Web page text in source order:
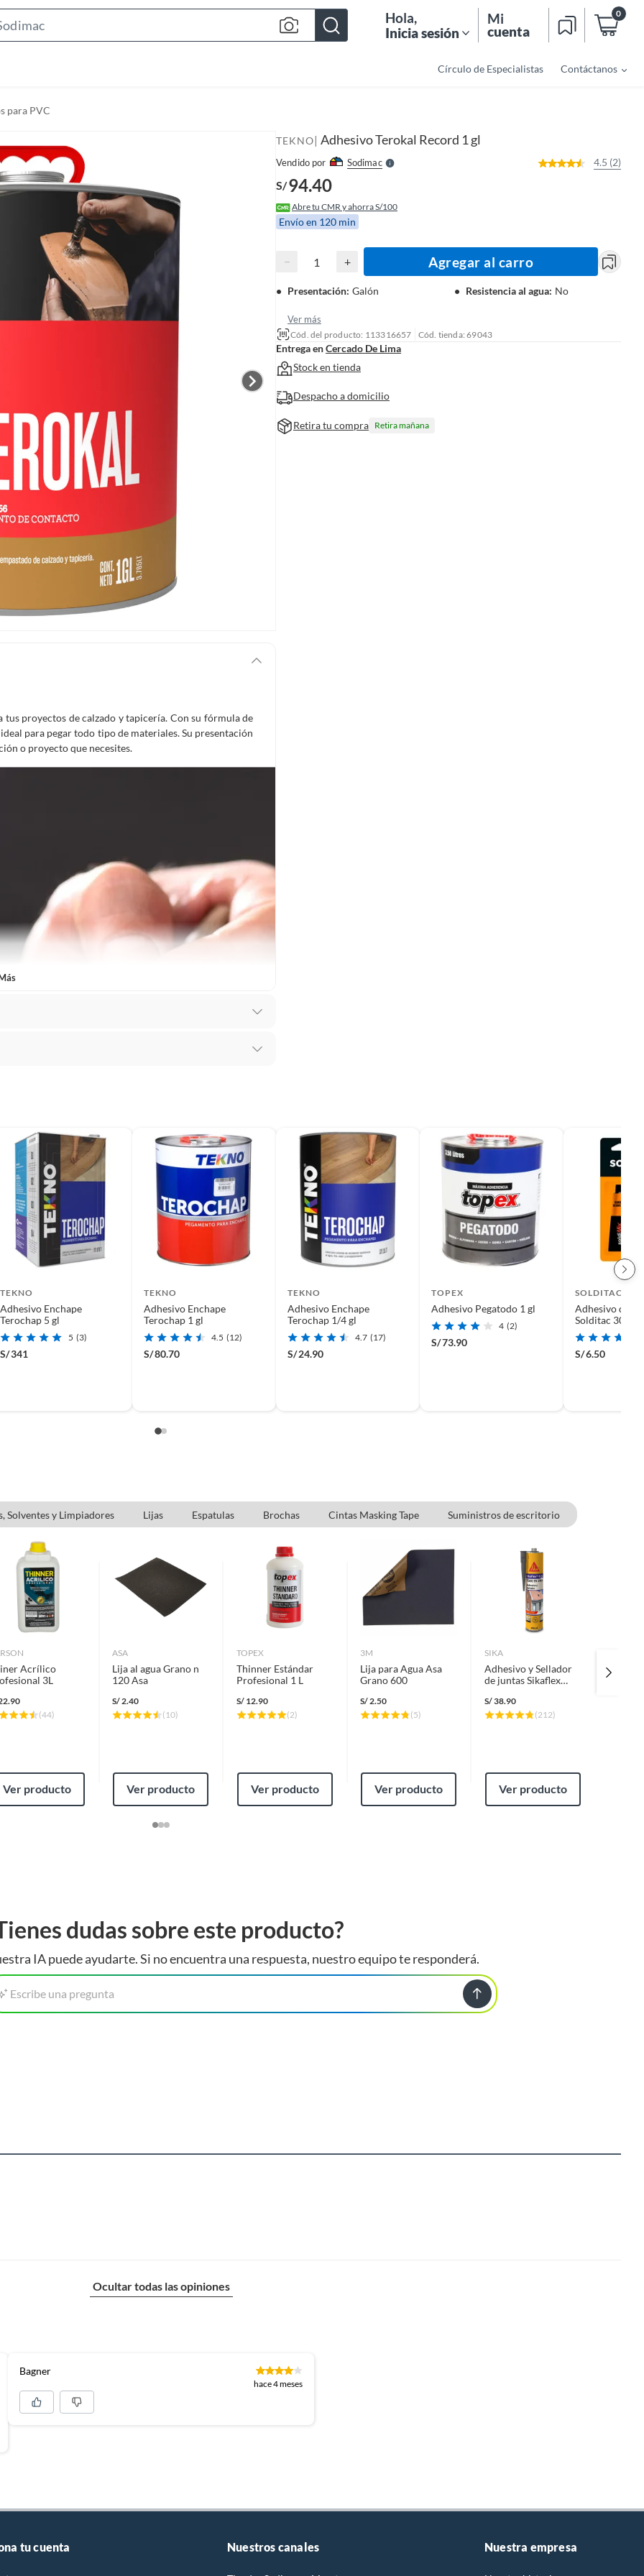
Hola,
Inicia sesión
Mi
cuenta
0
Círculo de Especialistas Contáctanos
para PVC
proyectos de calzado y tapicería. Con su fórmula de
para pegar todo tipo de materiales. Su presentación
o proyecto que necesites.
especiales. Su color rojo te permite identificar
de 14 m2 y un tiempo de secado final de 30
calzados y empaques especiales
tenemoscategorías que cuentan con plazos
la naturaleza de los productos, no se pueden
y otros productos para asfalto.
tecnología, línea blanca, colchones, muebles,
sin uso y deberá contar con todos sus accesorios,
(sin rayas, piquetes, abolladuras, manchas,
TEKNO| Adhesivo Terokal Record 1 gl
Vendido por SodimacS
l
l
4.5 (2)
S/94.40
Abre tu CMR y ahorra S/100
Envío en 120 min
− + Agregar al carro
Presentación: Galón Resistencia al agua: No
Ver más
Cód. del producto: 113316657 Cód. tienda: 69043
Entrega enCercado De Lima
Stock en tienda
Despacho a domicilio
Retira tu compra Retira mañana
TEKNO
Adhesivo Enchape
Terochap 5 gl
5 (3)
S/341
TEKNO
Adhesivo Enchape
Terochap 1 gl
4.5 (12)
S/80.70
TEKNO
Adhesivo Enchape
Terochap 1/4 gl
4.7 (17)
S/24.90
TOPEX
Adhesivo Pegatodo 1 gl
4 (2)
S/73.90
SOLDITAC
Adhesivo de
Solditac 30ML
S/6.50
Solventes y Limpiadores Lijas Espatulas Brochas Cintas Masking Tape Suministros de escritorio
Acrílico
3L
(44)
Ver producto
ASA
Lija al agua Grano n
120 Asa
S/ 2.40
( 10)
Ver producto
TOPEX
Thinner Estándar
Profesional 1 L
S/ 12.90
(2)
Ver producto
3M
Lija para Agua Asa
Grano 600
S/ 2.50
(5)
Ver producto
SIKA
Adhesivo y Sellador
de juntas Sikaflex
ml Gris
S/38.90
(212)
Ver producto
Bauker
dudas sobre este producto?
IA puede ayudarte. Si no encuentra una respuesta, nuestro equipo te responderá.
Escribe una pregunta
Ocultar todas las opiniones
Bagner
hace 4 meses
tu cuenta Nuestros canales Nuestra empresa